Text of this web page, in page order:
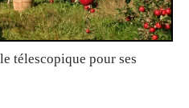
télescopique pour ses